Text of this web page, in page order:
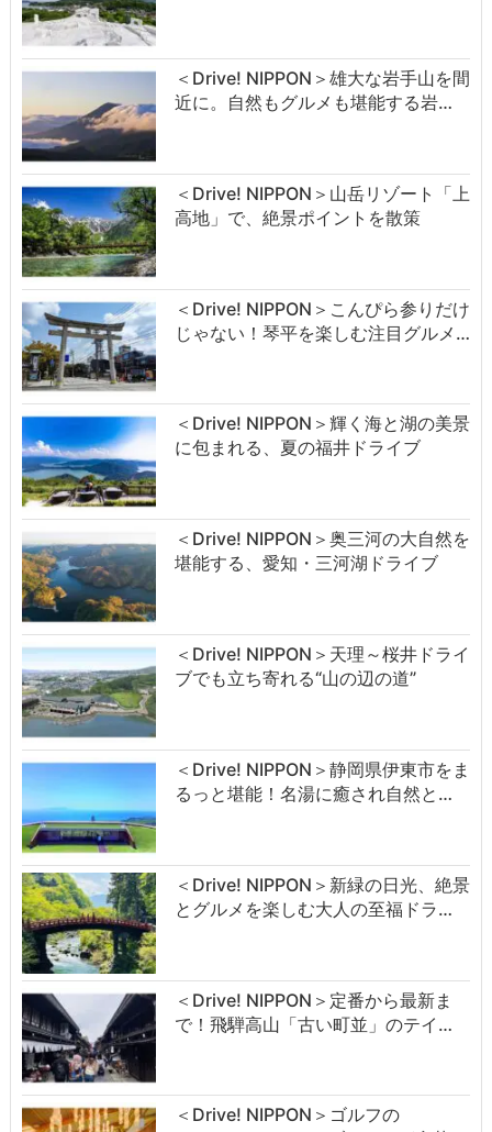
＜Drive! NIPPON＞雄大な岩手山を間
近に。自然もグルメも堪能する岩…
＜Drive! NIPPON＞山岳リゾート「上
高地」で、絶景ポイントを散策
＜Drive! NIPPON＞こんぴら参りだけ
じゃない！琴平を楽しむ注目グルメ…
＜Drive! NIPPON＞輝く海と湖の美景
に包まれる、夏の福井ドライブ
＜Drive! NIPPON＞奥三河の大自然を
堪能する、愛知・三河湖ドライブ
＜Drive! NIPPON＞天理～桜井ドライ
ブでも立ち寄れる“山の辺の道”
＜Drive! NIPPON＞静岡県伊東市をま
るっと堪能！名湯に癒され自然と…
＜Drive! NIPPON＞新緑の日光、絶景
とグルメを楽しむ大人の至福ドラ…
＜Drive! NIPPON＞定番から最新ま
で！飛騨高山「古い町並」のテイ…
＜Drive! NIPPON＞ゴルフの